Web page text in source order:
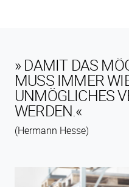
» DAMIT DAS
MUSS IMMER
UNMÖGLICHES
WERDEN.«
(Hermann Hesse)